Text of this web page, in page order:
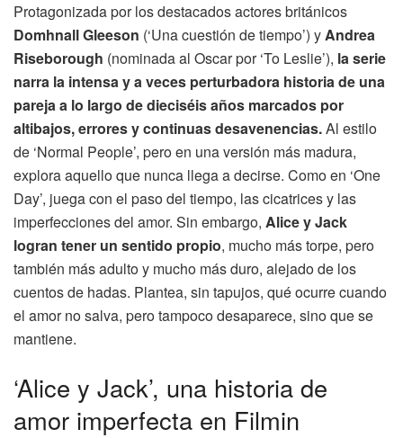
Protagonizada por los destacados actores británicos
Domhnall Gleeson (‘Una cuestión de tiempo’) yAndrea
Riseborough (nominada al Oscar por ‘To Leslie’), la serie
narra la intensa y a veces perturbadora historia de una
pareja a lo largo de dieciséis años marcados por
altibajos, errores y continuas desavenencias.Al estilo
de ‘Normal People’, pero en una versión más madura,
explora aquello que nunca llega a decirse. Como en ‘One
Day’, juega con el paso del tiempo, las cicatrices y las
imperfecciones del amor. Sin embargo, Alice y Jack
logran tener un sentido propio, mucho más torpe, pero
también más adulto y mucho más duro, alejado de los
cuentos de hadas. Plantea, sin tapujos, qué ocurre cuando
el amor no salva, pero tampoco desaparece, sino que se
mantiene.
‘Alice y Jack’, una historia de
amor imperfecta en Filmin